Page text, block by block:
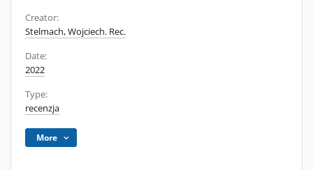
Creator:
Stelmach, Wojciech. Rec.
Date:
2022
Type:
recenzja
More